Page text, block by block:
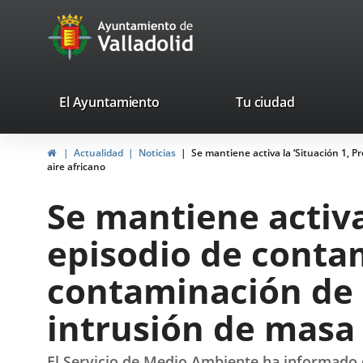
Portal
Web
Ayuntamiento
de
Valladolid
valladolid.es
El Ayuntamiento Tu ciudad
InicioActualidad Noticias
Se mantiene activa la ‘Situación 1,
aire africano
Se mantiene
episodio de
contaminación
intrusión de